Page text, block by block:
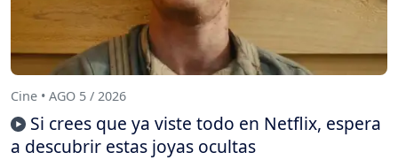
Cine • AGO 5 / 2026
Si crees que ya viste todo en Netflix, espera
a descubrir estas joyas ocultas